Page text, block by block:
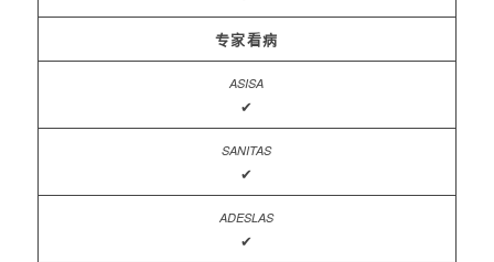
专家看病
✔
✔
✔